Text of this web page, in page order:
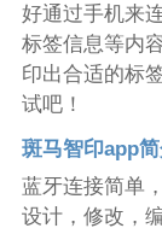
好通过手机来
标签信息等内
印出合适的标
试吧！
斑马智印app
蓝牙连接简单
设计，修改，